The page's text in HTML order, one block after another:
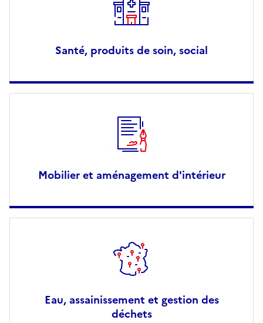
Santé, produits de soin, social
Mobilier et aménagement d'intérieur
Eau, assainissement et gestion des
déchets